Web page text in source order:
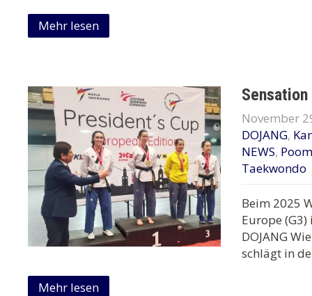
Mehr lesen
Sensation
November
DOJANG,
NEWS,
Taekwondo
Beim 2025
Europe
DOJANG
schlägt in
Mehr lesen